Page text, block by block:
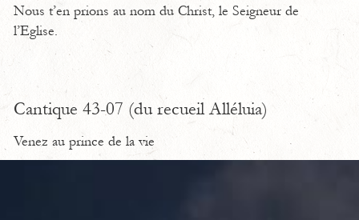
Nous t’en prions au nom du Christ, le Seigneur de
l’Eglise.
Cantique 43-07 (du recueil Alléluia)
Venez au prince de la vie